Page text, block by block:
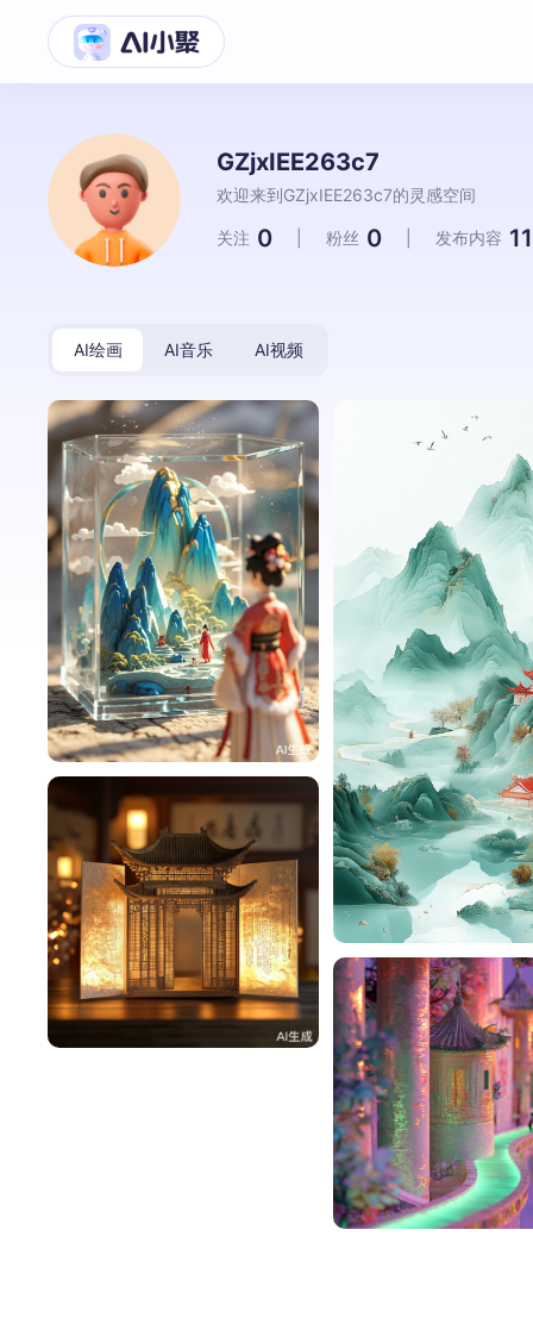
GZjxIEE263c7
欢迎来到GZjxIEE263c7的灵感空间
关注 0 粉丝 0 发布内容 11
AI绘画 AI音乐 AI视频
GZjxIEE263c7 25
GZjxIEE263c7
GZjxIEE263c7 1
GZjxIEE263c7